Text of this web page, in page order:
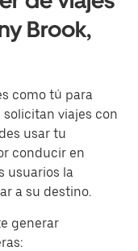
Brook,
como tú para
viajes con
usar tu
conducir en
usuarios la
a su destino.
generar